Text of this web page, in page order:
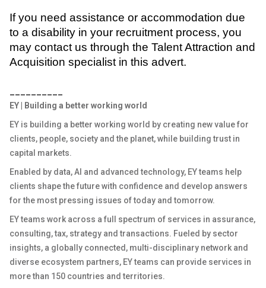
If you need assistance or accommodation due
to a disability in your recruitment process, you
may contact us through the Talent Attraction and
Acquisition specialist in this advert.
EY | Building a better working world
EY is building a better working world by creating new value for
clients, people, society and the planet, while building trust in
capital markets.
Enabled by data, AI and advanced technology, EY teams help
clients shape the future with confidence and develop answers
for the most pressing issues of today and tomorrow.
EY teams work across a full spectrum of services in assurance,
consulting, tax, strategy and transactions. Fueled by sector
insights, a globally connected, multi-disciplinary network and
diverse ecosystem partners, EY teams can provide services in
more than 150 countries and territories.